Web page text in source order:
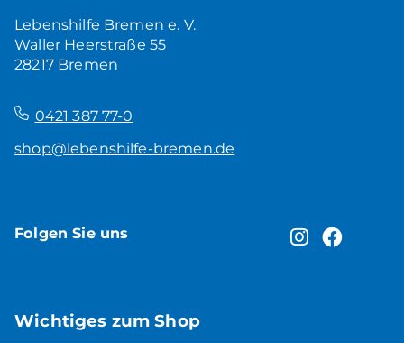
Lebenshilfe Bremen e. V.
Waller Heerstraße 55
28217 Bremen
0421 387 77-0
shop@lebenshilfe-bremen.de
Folgen Sie uns
Wichtiges zum Shop